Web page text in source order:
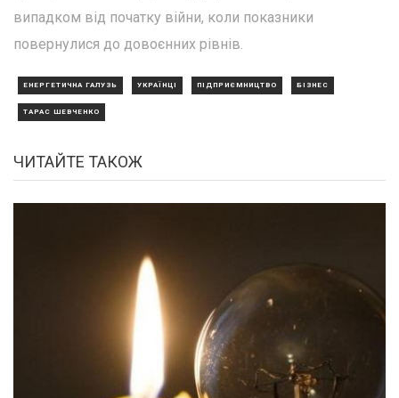
випадком від початку війни, коли показники
повернулися до довоєнних рівнів.
ЕНЕРГЕТИЧНА ГАЛУЗЬ УКРАЇНЦІ ПІДПРИЄМНИЦТВО БІЗНЕС
ТАРАС ШЕВЧЕНКО
ЧИТАЙТЕ ТАКОЖ